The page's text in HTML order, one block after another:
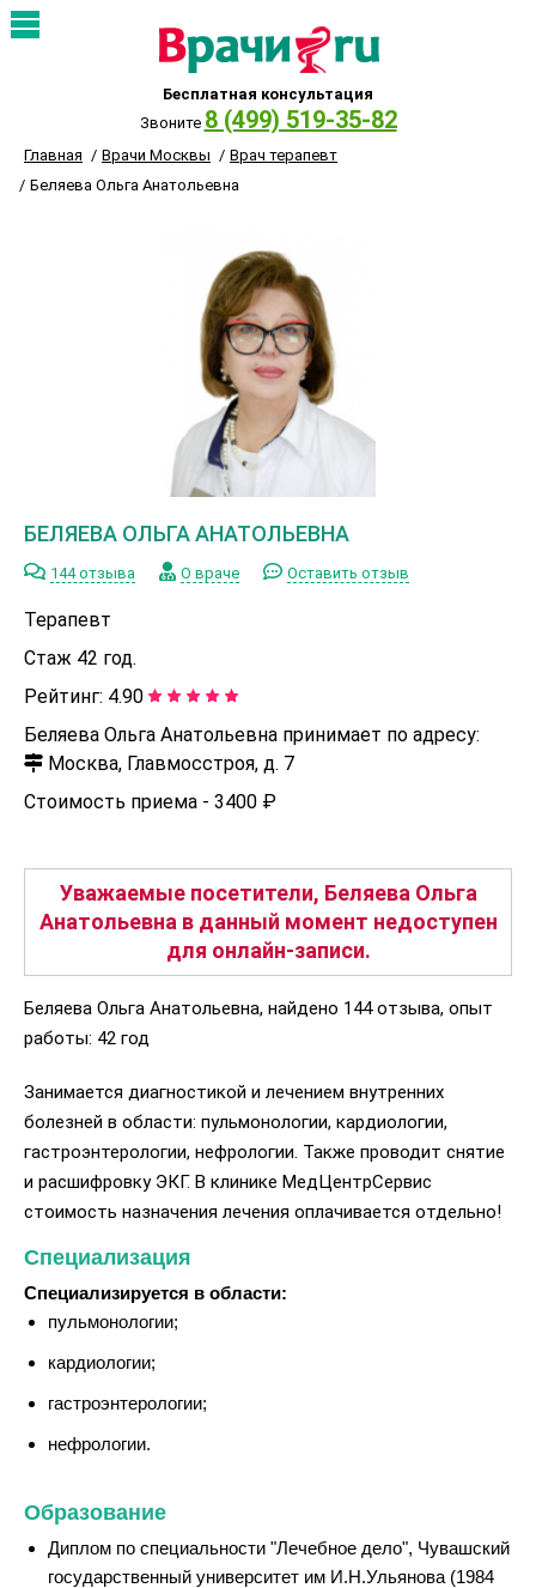
Бесплатная консультация
Звоните 8 (499) 519-35-82
Главная Врачи Москвы
Врач терапевт
Беляева Ольга Анатольевна
БЕЛЯЕВА ОЛЬГА АНАТОЛЬЕВНА
144 отзыва О враче Оставить отзыв
Терапевт
Стаж 42 год.
Рейтинг: 4.90
Беляева Ольга Анатольевна принимает по адресу:
Москва, Главмосстроя, д. 7
Стоимость приема - 3400 ₽
Уважаемые посетители, Беляева Ольга
Анатольевна в данный момент недоступен
для онлайн-записи.
Беляева Ольга Анатольевна, найдено 144 отзыва, опыт
работы: 42 год
Занимается диагностикой и лечением внутренних
болезней в области: пульмонологии, кардиологии,
гастроэнтерологии, нефрологии. Также проводит снятие
и расшифровку ЭКГ. В клинике МедЦентрСервис
стоимость назначения лечения оплачивается отдельно!
Специализация
Специализируется в области:
пульмонологии;
кардиологии;
гастроэнтерологии;
нефрологии.
Образование
Диплом по специальности "Лечебное дело", Чувашский
государственный университет им И.Н.Ульянова (1984